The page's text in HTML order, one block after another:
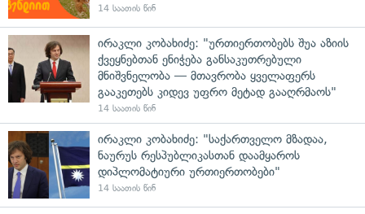
14 საათის წინ
ირაკლი კობახიძე: "ურთიერთობებს შუა აზიის
ქვეყნებთან ენიჭება განსაკუთრებული
მნიშვნელობა — მთავრობა ყველაფერს
გააკეთებს კიდევ უფრო მეტად გააღრმაოს"
14 საათის წინ
ირაკლი კობახიძე: "საქართველო მზადაა,
ნაურუს რესპუბლიკასთან დაამყაროს
დიპლომატიური ურთიერთობები"
14 საათის წინ